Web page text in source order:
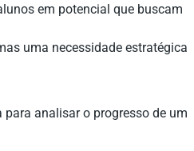
em potencial que buscam
uma necessidade estratégica